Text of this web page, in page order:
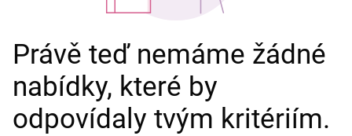
Právě teď nemáme žádné
nabídky, které by
odpovídaly tvým kritériím.